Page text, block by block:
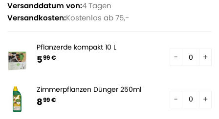
Versanddatum von:4 Tagen
Versandkosten:Kostenlos ab 75,-
Pflanzerde kompakt 10 L
599 €
Zimmerpflanzen Dünger 250ml
899 €